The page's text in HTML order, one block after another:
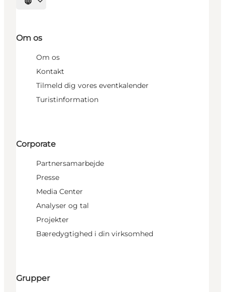
Vælg sprog
Om os
Om os
Kontakt
Tilmeld dig vores eventkalender
Turistinformation
Corporate
Partnersamarbejde
Presse
Media Center
Analyser og tal
Projekter
Bæredygtighed i din virksomhed
Grupper